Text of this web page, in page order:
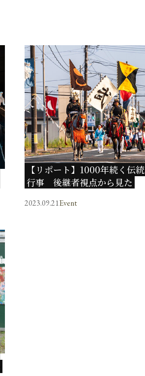
【リポート】1000年続く伝統
行事 後継者視点から見た
2023.09.21Event